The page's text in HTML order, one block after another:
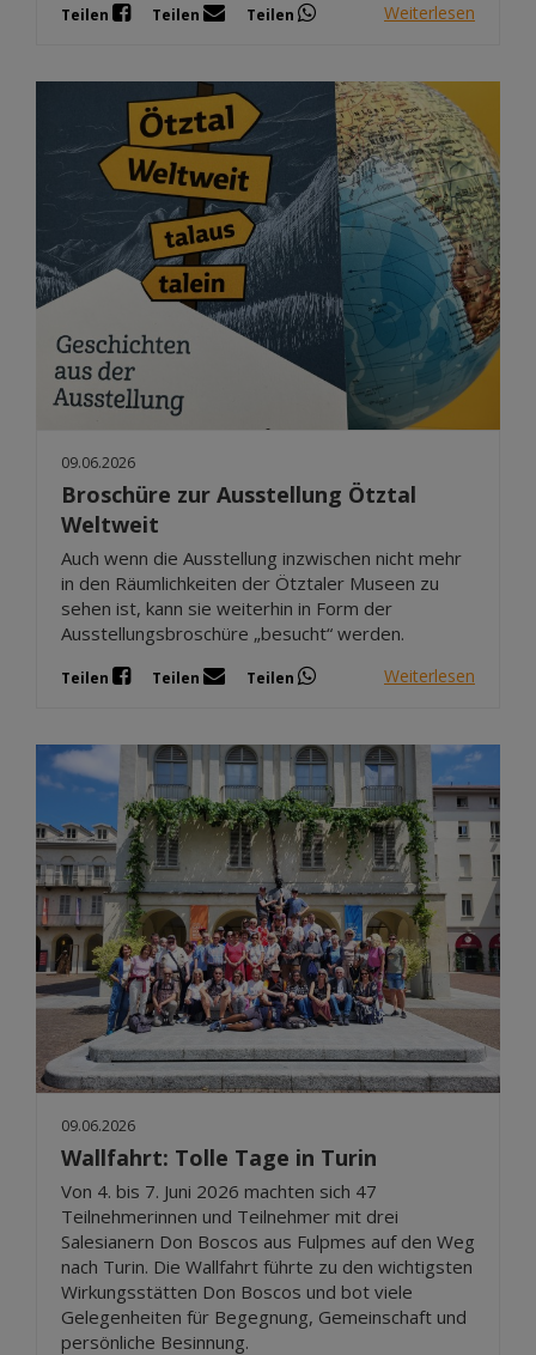
Teilen Teilen Teilen Weiterlesen
09.06.2026
Broschüre zur Ausstellung Ötztal
Weltweit
Auch wenn die Ausstellung inzwischen nicht mehr
in den Räumlichkeiten der Ötztaler Museen zu
sehen ist, kann sie weiterhin in Form der
Ausstellungsbroschüre „besucht“ werden.
Teilen Teilen Teilen Weiterlesen
09.06.2026
Wallfahrt: Tolle Tage in Turin
Von 4. bis 7. Juni 2026 machten sich 47
Teilnehmerinnen und Teilnehmer mit drei
Salesianern Don Boscos aus Fulpmes auf den Weg
nach Turin. Die Wallfahrt führte zu den wichtigsten
Wirkungsstätten Don Boscos und bot viele
Gelegenheiten für Begegnung, Gemeinschaft und
persönliche Besinnung.